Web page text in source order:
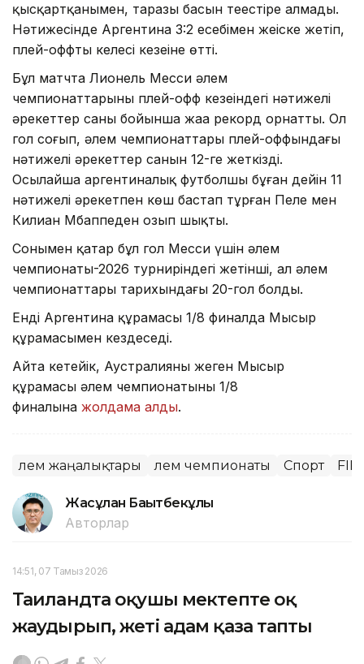
қысқартқанымен, таразы басын теңестіре алмады.
Нәтижесінде Аргентина 3:2 есебімен жеңіске жетіп,
плей-оффтың келесі кезеңіне өтті.
Бұл матчта Лионель Месси әлем
чемпионаттарының плей-офф кезеңіндегі нәтижелі
әрекеттер саны бойынша жаңа рекорд орнатты. Ол
гол соғып, әлем чемпионаттары плей-оффындағы
нәтижелі әрекеттер санын 12-ге жеткізді.
Осылайша аргентиналық футболшы бұған дейін 11
нәтижелі әрекетпен көш бастап тұрған Пеле мен
Килиан Мбаппеден озып шықты.
Сонымен қатар бұл гол Месси үшін әлем
чемпионаты-2026 турниріндегі жетінші, ал әлем
чемпионаттары тарихындағы 20-гол болды.
Енді Аргентина құрамасы 1/8 финалда Мысыр
құрамасымен кездеседі.
Айта кетейік, Аустралияны жеңген Мысыр
құрамасы әлем чемпионатының 1/8
финалына жолдама алды.
Әлем жаңалықтары Әлем чемпионаты Спорт
Жасұлан Бақытбекұлы
Авторлар
14:51, 07 Тамыз 2026
Таиландта оқушы мектепте оқ
жаудырып, жеті адам қаза тапты